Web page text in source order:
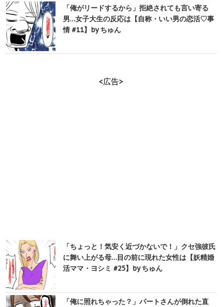
「俺がリードするから」拒絶されても言い寄る
男…女子大生の反応は【自称・いい男の恋活♡事
情 #11】by ちゅん
<広告>
「ちょっと！気安く近づかないで！」クセ強彼氏
に舞い上がる母…目の前に現れた女性は【妖精婚
活ママ・ヨシミ #25】by ちゅん
「俺に照れちゃった？」パートさんが倒れた直